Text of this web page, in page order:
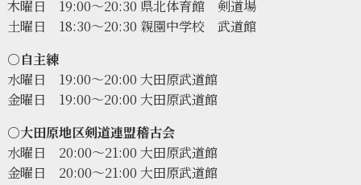
木曜日 19:00〜20:30 県北体育館 剣道場
土曜日 18:30〜20:30 親園中学校 武道館
○自主練
水曜日 19:00〜20:00 大田原武道館
金曜日 19:00〜20:00 大田原武道館
○大田原地区剣道連盟稽古会
水曜日 20:00〜21:00 大田原武道館
金曜日 20:00〜21:00 大田原武道館